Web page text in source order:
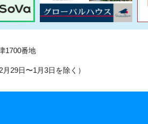
1700番地
29日〜1月3日を除く）